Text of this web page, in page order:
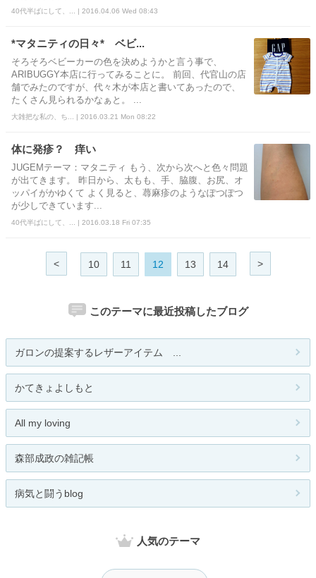
40代半ばにして、... | 2016.04.06 Wed 08:43
*マタニティの日々* ベビ...
そろそろベビーカーの色を決めようかと言う事で、
ARIBUGGY本店に行ってみることに。 前回、代官山の店
舗でみたのですが、代々木が本店と書いてあったので、
たくさん見られるかなぁと。 ...
大雑把な私の、ち... | 2016.03.21 Mon 08:22
体に発疹？ 痒い
JUGEMテーマ：マタニティ もう、次から次へと色々問題
が出てきます。 昨日から、太もも、手、脇腹、お尻、オ
ッパイがかゆくて よく見ると、蕁麻疹のようなぽつぽつ
が少しできています...
40代半ばにして、... | 2016.03.18 Fri 07:35
< 10 11 12 13 14 >
このテーマに最近投稿したブログ
ガロンの提案するレザーアイテム ...
かてきょよしもと
All my loving
森部成政の雑記帳
病気と闘うblog
人気のテーマ